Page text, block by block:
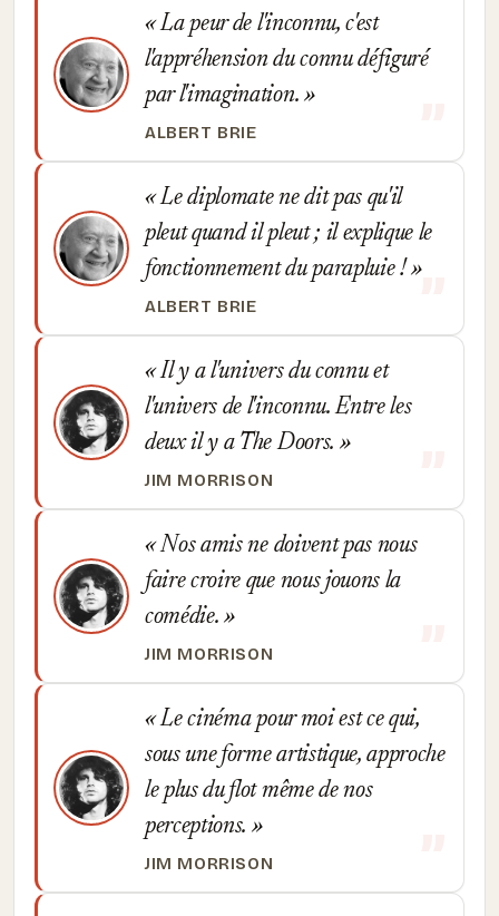
La peur de l'inconnu, c'est
l'appréhension du connu défiguré
par l'imagination.
ALBERT BRIE
Le diplomate ne dit pas qu'il
pleut quand il pleut ; il explique le
fonctionnement du parapluie !
ALBERT BRIE
Il y a l'univers du connu et
l'univers de l'inconnu. Entre les
deux il y a The Doors.
JIM MORRISON
Nos amis ne doivent pas nous
faire croire que nous jouons la
comédie.
JIM MORRISON
Le cinéma pour moi est ce qui,
sous une forme artistique, approche
le plus du flot même de nos
perceptions.
JIM MORRISON